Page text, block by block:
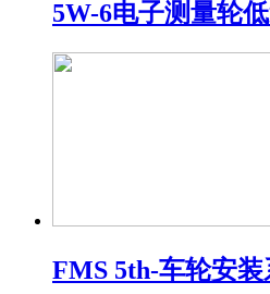
5W-6电子测量轮
FMS 5th-车轮安装